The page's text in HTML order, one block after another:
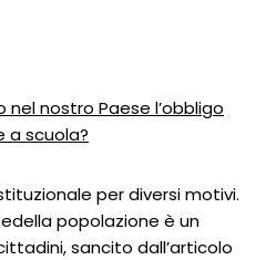
nostro Paese l’obbligo
a scuola?
per diversi motivi.
popolazione è un
sancito dall’articolo